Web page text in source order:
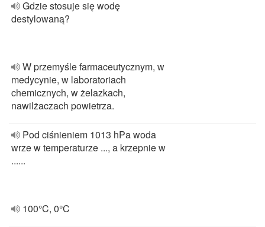
Gdzie stosuje się wodę
destylowaną?
W przemyśle farmaceutycznym, w
medycynie, w laboratoriach
chemicznych, w żelazkach,
nawilżaczach powietrza.
Pod ciśnieniem 1013 hPa woda
wrze w temperaturze ..., a krzepnie w
......
100°C, 0°C